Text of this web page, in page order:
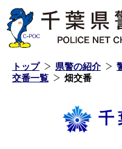
トップ 県警の紹介
交番一覧
畑交番
千